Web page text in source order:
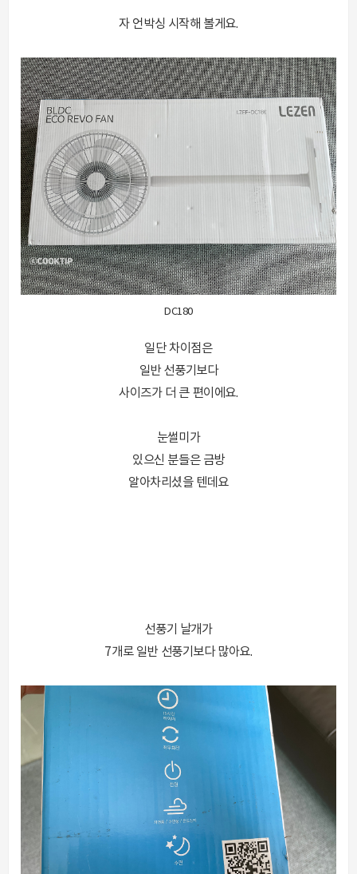
자 언박싱 시작해 볼게요.
DC180
일단 차이점은
일반 선풍기보다
사이즈가 더 큰 편이에요.
눈썰미가
있으신 분들은 금방
알아차리셨을 텐데요
선풍기 날개가
7개로 일반 선풍기보다 많아요.